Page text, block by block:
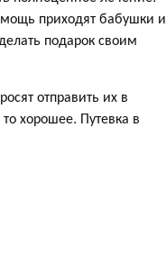
приходят бабушки и
подарок своим
отправить их в
хорошее. Путевка в